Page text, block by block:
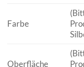
Farbe
Oberfläche